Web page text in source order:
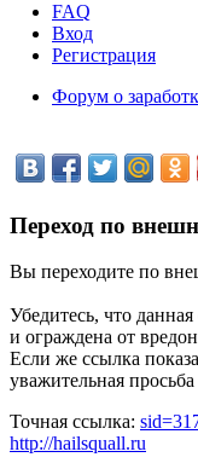
FAQ
Вход
Регистрация
Форум о
Переход по
Вы переходите по
Убедитесь, что
и ограждена от
Если же ссылка
уважительная
Точная ссылка:
http://hailsquall.ru